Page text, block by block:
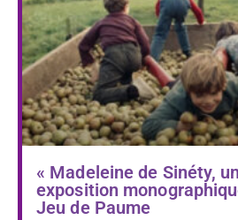
« Madeleine de Sinéty,
exposition
Jeu de Paume